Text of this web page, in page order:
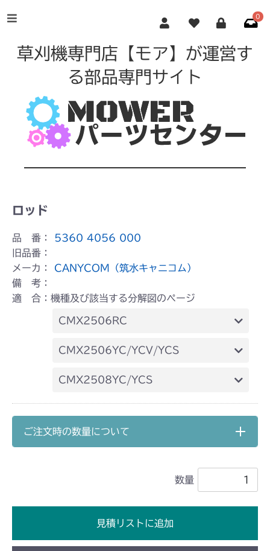
0
草刈機専門店【モア】が運営す
る部品専門サイト
ロッド
品 番：
5360 4056 000
旧品番：
メーカ： CANYCOM（筑水キャニコム）
備 考：
適 合：機種及び該当する分解図のページ
CMX2506RC
本体 FIG26 電動昇降
CMX2506YC/YCV/YCS
本体 FIG30 電動昇降(～
本体 FIG31 電動昇降(NO.1722001
～)
CMX2508YC/YCS
ご注文時の数量について
数量
見積リストに追加